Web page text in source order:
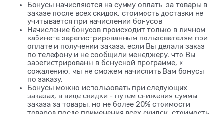
Бонусы начисляются на сумму оплаты за товары в
заказе после всех скидок, стоимость доставки не
учитывается при начислении бонусов.
Начисление бонусов происходит только в личном
кабинете зарегистрированным пользователям при
оплате и получении заказа, если Вы делали заказ
по телефону и не сообщили менеджеру, что Вы
зарегистрированы в бонусной программе, к
сожалению, мы не сможем начислить Вам бонусы
по заказу.
Бонусы можно использовать при следующих
заказах, в виде скидки - путем снижения суммы
заказа за товары, но не более 20% стоимости
товаров после применения всех скидок, стоимость